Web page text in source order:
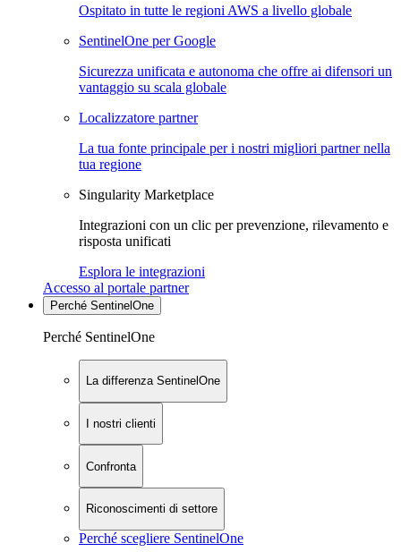
Ospitato in tutte le regioni AWS a livello globale
SentinelOne per Google
Sicurezza unificata e autonoma che offre ai difensori un
vantaggio su scala globale
Localizzatore partner
La tua fonte principale per i nostri migliori partner nella
tua regione
Singularity Marketplace
Integrazioni con un clic per prevenzione, rilevamento e
risposta unificati
Esplora le integrazioni
Accesso al portale partner
Perché SentinelOne
Perché SentinelOne
La differenza SentinelOne
I nostri clienti
Confronta
Riconoscimenti di settore
Perché scegliere SentinelOne